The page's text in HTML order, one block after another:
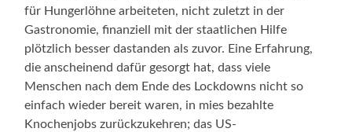
für Hungerlöhne arbeiteten, nicht zuletzt in der
Gastronomie, finanziell mit der staatlichen Hilfe
plötzlich besser dastanden als zuvor. Eine Erfahrung,
die anscheinend dafür gesorgt hat, dass viele
Menschen nach dem Ende des Lockdowns nicht so
einfach wieder bereit waren, in mies bezahlte
Knochenjobs zurückzukehren; das US-